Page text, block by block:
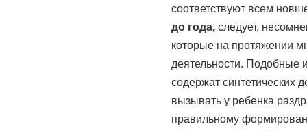
соответствуют всем
до года, следует,
которые на протяжении
деятельности. Подобные
содержат синтетических
вызывать у ребенка
правильному